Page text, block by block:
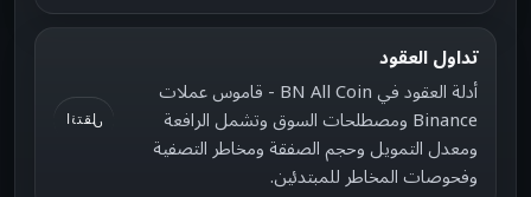
تداول العقود
أدلة العقود في BN All Coin - قاموس عملات
Binance ومصطلحات السوق وتشمل الرافعة
ومعدل التمويل وحجم الصفقة ومخاطر التصفية
وفحوصات المخاطر للمبتدئين.
انتقل